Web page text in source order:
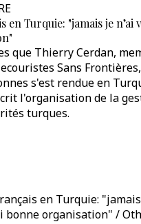
en Turquie: "jamais je n’ai
que Thierry Cerdan,
Sans
s'est rendue en
l'organisation de la
turques.
en Turquie: "jamais
bonne organisation" /